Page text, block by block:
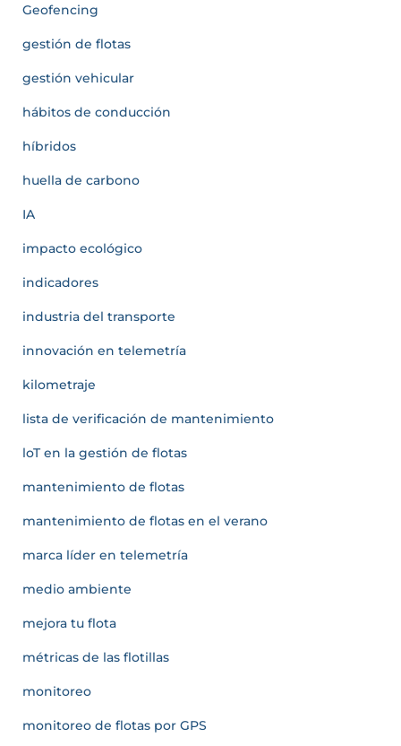
Geofencing
gestión de flotas
gestión vehicular
hábitos de conducción
híbridos
huella de carbono
IA
impacto ecológico
indicadores
industria del transporte
innovación en telemetría
kilometraje
lista de verificación de mantenimiento
loT en la gestión de flotas
mantenimiento de flotas
mantenimiento de flotas en el verano
marca líder en telemetría
medio ambiente
mejora tu flota
métricas de las flotillas
monitoreo
monitoreo de flotas por GPS